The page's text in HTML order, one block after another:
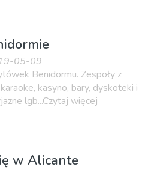
05-09
Benidormu. Zespoły z
kasyno, bary, dyskoteki i
lgb...Czytaj więcej
w Alicante